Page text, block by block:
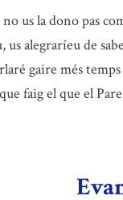
us la dono pas
us alegraríeu de
gaire més
faig el que el Pare